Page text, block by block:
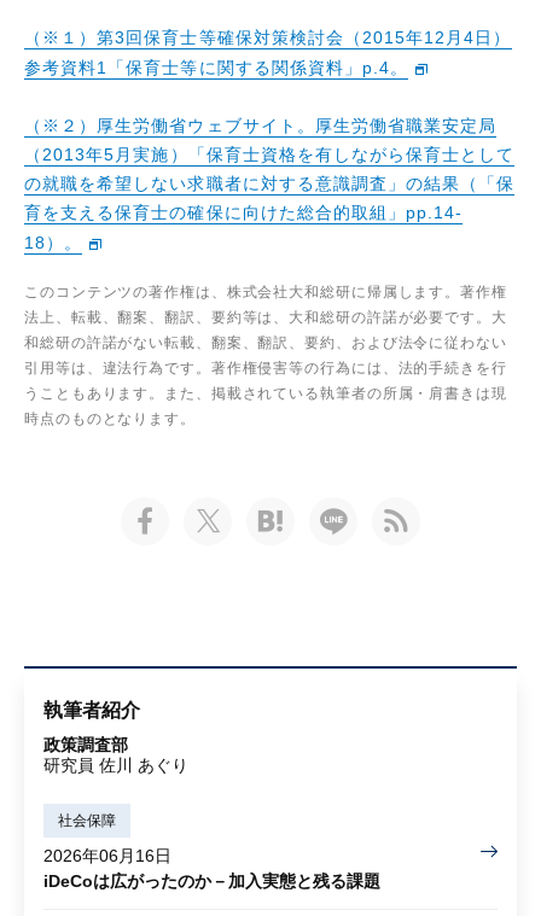
（※１）第3回保育士等確保対策検討会（2015年12月4日）
参考資料1「保育士等に関する関係資料」p.4。
（※２）厚生労働省ウェブサイト。厚生労働省職業安定局
（2013年5月実施）「保育士資格を有しながら保育士として
の就職を希望しない求職者に対する意識調査」の結果（「保
育を支える保育士の確保に向けた総合的取組」pp.14-
18）。
このコンテンツの著作権は、株式会社大和総研に帰属します。著作権
法上、転載、翻案、翻訳、要約等は、大和総研の許諾が必要です。大
和総研の許諾がない転載、翻案、翻訳、要約、および法令に従わない
引用等は、違法行為です。著作権侵害等の行為には、法的手続きを行
うこともあります。また、掲載されている執筆者の所属・肩書きは現
時点のものとなります。
執筆者紹介
政策調査部
研究員 佐川 あぐり
社会保障
2026年06月16日
iDeCoは広がったのか－加入実態と残る課題